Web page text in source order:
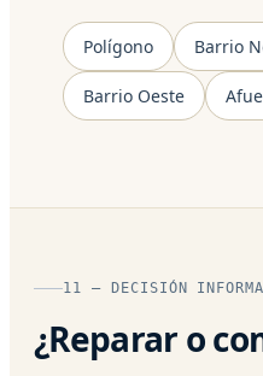
Polígono Barrio
Barrio Oeste
11 — DECISIÓN
¿Reparar o